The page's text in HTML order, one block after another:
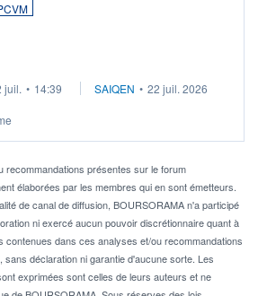
des actions individuelles.
qu'il soit éligible au PEA.
juil. • 14:39 SAIQEN • 22 juil. 2026
recommandations présentes sur le forum
élaborées par les membres qui en sont émetteurs.
de canal de diffusion, BOURSORAMA n'a participé
ni exercé aucun pouvoir discrétionnaire quant à
contenues dans ces analyses et/ou recommandations
déclaration ni garantie d'aucune sorte. Les
exprimées sont celles de leurs auteurs et ne